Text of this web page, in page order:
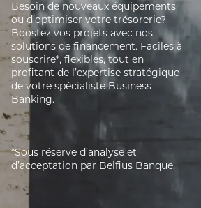
Besoin de nouveaux équipements
ou d’optimiser votre trésorerie?
Boostez vos projets avec nos
solutions de financement. Faciles à
souscrire*, flexibles, tout en
profitant de l’expertise stratégique
de votre spécialiste Business
Banking.
*Sous réserve d’analyse et
d’acceptation par Belfius Banque.